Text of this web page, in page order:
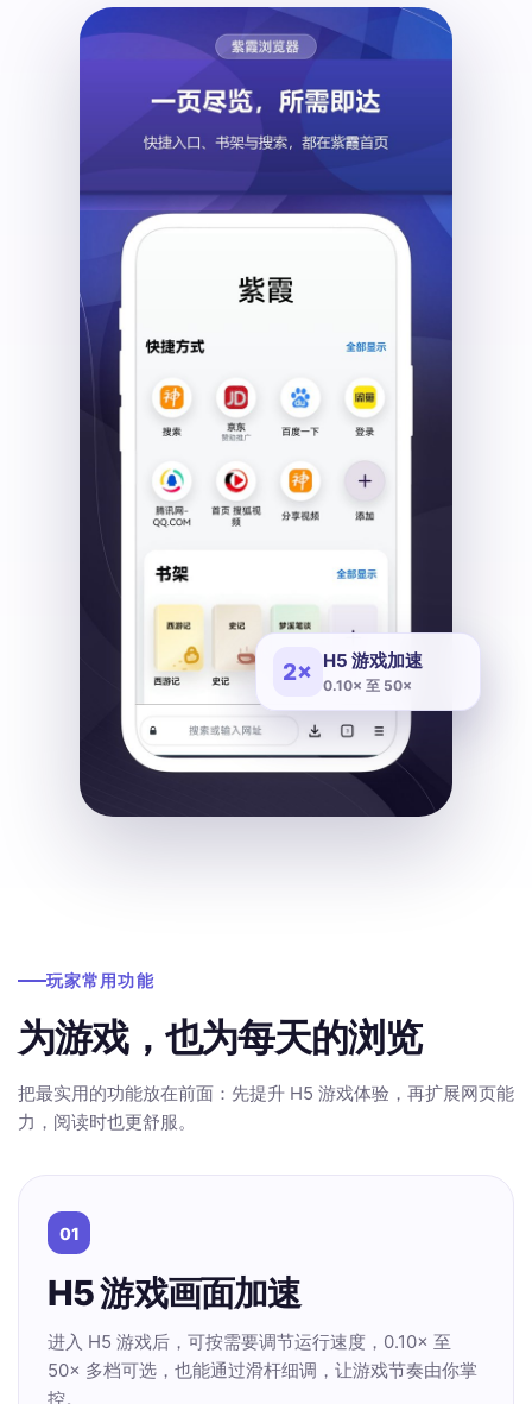
2× H5 游戏加速
0.10× 至 50×
玩家常用功能
为游戏，也为每天的浏览
把最实用的功能放在前面：先提升 H5 游戏体验，再扩展网页能
力，阅读时也更舒服。
01
H5 游戏画面加速
进入 H5 游戏后，可按需要调节运行速度，0.10× 至
50× 多档可选，也能通过滑杆细调，让游戏节奏由你掌
控。